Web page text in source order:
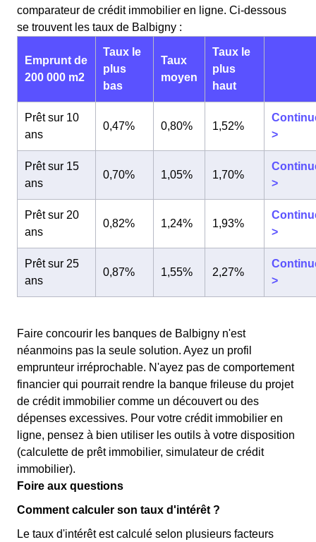
comparateur de crédit immobilier en ligne. Ci-dessous
se trouvent les taux de Balbigny :
Emprunt de
200 000 m2
Taux le
plus
bas
Taux
moyen
Taux le
plus
haut
Prêt sur 10
ans
0,47% 0,80% 1,52%
>
Prêt sur 15
ans
0,70% 1,05% 1,70%
>
Prêt sur 20
ans
0,82% 1,24% 1,93%
>
Prêt sur 25
ans
0,87% 1,55% 2,27%
>
Faire concourir les banques de Balbigny n'est
néanmoins pas la seule solution. Ayez un profil
emprunteur irréprochable. N'ayez pas de comportement
financier qui pourrait rendre la banque frileuse du projet
de crédit immobilier comme un découvert ou des
dépenses excessives. Pour votre crédit immobilier en
ligne, pensez à bien utiliser les outils à votre disposition
(calculette de prêt immobilier, simulateur de crédit
immobilier).
Foire aux questions
Comment calculer son taux d'intérêt ?
Le taux d'intérêt est calculé selon plusieurs facteurs